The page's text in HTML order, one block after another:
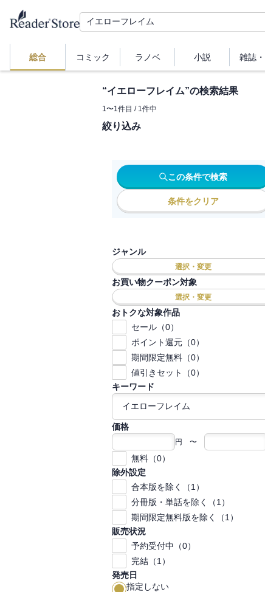
総合 コミック ラノベ 小説 雑誌・
“イエローフレイム”の検索結果
1〜1件目 / 1件中
絞り込み
この条件で検索
条件をクリア
ジャンル
選択・変更
お買い物クーポン対象
選択・変更
おトクな対象作品
セール（0）
ポイント還元（0）
期間限定無料（0）
値引きセット（0）
キーワード
価格
円 〜
無料（0）
除外設定
合本版を除く（1）
分冊版・単話を除く（1）
期間限定無料版を除く（1）
販売状況
予約受付中（0）
完結（1）
発売日
指定しない